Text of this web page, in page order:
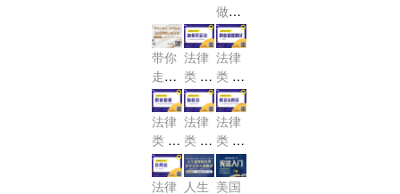
仅限
5
个！
踩
坑！
考Ba
r大
盘！
生考
Bar
的那
点
事！
场
秘
密！
做小
白】
美国
律考
超全
+稳
妥上
岸攻
略
带你
走捷
径，
快速
解
锁“美
国律
师US
法律
类 U
SBA
R 加
州民
诉法-
Calif
ornia
法律
类 U
SBA
R 职
业道
德测
试-M
PRE
法律
类 U
SBA
R 职
法律
类 U
SBA
R 物
法律
类 U
SBA
R 刑
法律 人生 美国